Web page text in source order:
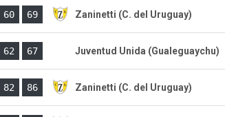
60 69 Zaninetti (C. del Uruguay)
62 67 Juventud Unida (Gualeguaychu)
82 86 Zaninetti (C. del Uruguay)